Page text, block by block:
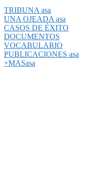
TRIBUNA asa
UNA OJEADA asa
CASOS DE ÉXITO
DOCUMENTOS
VOCABULARIO
PUBLICACIONES asa
+MASasa